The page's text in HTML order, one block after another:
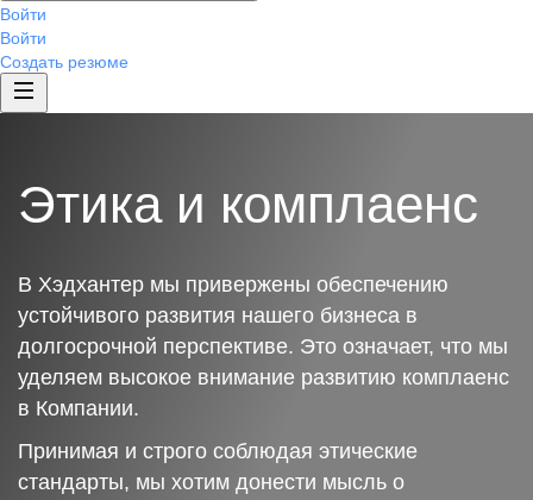
Войти
Войти
Создать резюме
Этика и комплаенс
В Хэдхантер мы привержены обеспечению
устойчивого развития нашего бизнеса в
долгосрочной перспективе. Это означает, что мы
уделяем высокое внимание развитию комплаенс
в Компании.
Принимая и строго соблюдая этические
стандарты, мы хотим донести мысль о